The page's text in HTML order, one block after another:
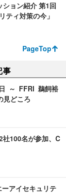
ョン紹介 第1回
ティ対策の今」
PageTop
事
～ FFRI 鵜飼裕
どころ
100名が参加、C
アイセキュリテ